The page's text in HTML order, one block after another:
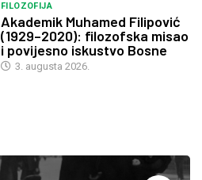
FILOZOFIJA
Akademik Muhamed Filipović
(1929–2020): filozofska misao
i povijesno iskustvo Bosne
3. augusta 2026.